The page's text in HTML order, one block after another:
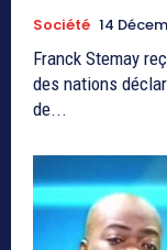
Société 14
Franck Stemay
des nations
de...